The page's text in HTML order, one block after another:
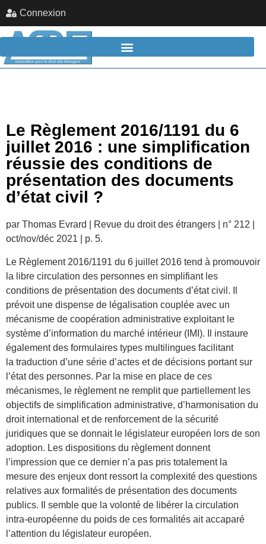
Connexion
Le Règlement 2016/1191 du 6
juillet 2016 : une simplification
réussie des conditions de
présentation des documents
d’état civil ?
par Thomas Evrard | Revue du droit des étrangers | n° 212 |
oct/nov/déc 2021 | p. 5.
Le Règlement 2016/1191 du 6 juillet 2016 tend à promouvoir
la libre circulation des personnes en simplifiant les
conditions de présentation des documents d’état civil. Il
prévoit une dispense de légalisation couplée avec un
mécanisme de coopération administrative exploitant le
système d’information du marché intérieur (IMI). Il instaure
également des formulaires types multilingues facilitant
la traduction d’une série d’actes et de décisions portant sur
l’état des personnes. Par la mise en place de ces
mécanismes, le règlement ne remplit que partiellement les
objectifs de simplification administrative, d’harmonisation du
droit international et de renforcement de la sécurité
juridiques que se donnait le législateur européen lors de son
adoption. Les dispositions du règlement donnent
l’impression que ce dernier n’a pas pris totalement la
mesure des enjeux dont ressort la complexité des questions
relatives aux formalités de présentation des documents
publics. Il semble que la volonté de libérer la circulation
intra-européenne du poids de ces formalités ait accaparé
l’attention du législateur européen.